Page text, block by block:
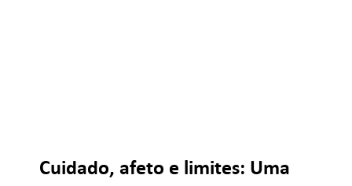
Cuidado, afeto e limites: Uma